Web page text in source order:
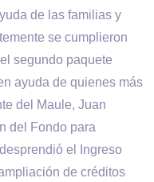
de las familias y
se cumplieron
segundo paquete
ayuda de quienes más
del Maule, Juan
del Fondo para
el Ingreso
de créditos